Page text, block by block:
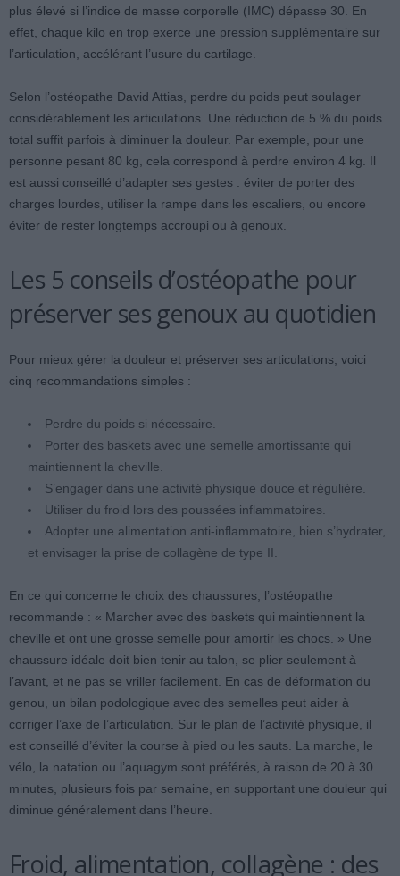
plus élevé si l’indice de masse corporelle (IMC) dépasse 30. En
effet, chaque kilo en trop exerce une pression supplémentaire sur
l’articulation, accélérant l’usure du cartilage.
Selon l’ostéopathe David Attias, perdre du poids peut soulager
considérablement les articulations. Une réduction de 5 % du poids
total suffit parfois à diminuer la douleur. Par exemple, pour une
personne pesant 80 kg, cela correspond à perdre environ 4 kg. Il
est aussi conseillé d’adapter ses gestes : éviter de porter des
charges lourdes, utiliser la rampe dans les escaliers, ou encore
éviter de rester longtemps accroupi ou à genoux.
Les 5 conseils d’ostéopathe pour
préserver ses genoux au quotidien
Pour mieux gérer la douleur et préserver ses articulations, voici
cinq recommandations simples :
Perdre du poids si nécessaire.
Porter des baskets avec une semelle amortissante qui
maintiennent la cheville.
S’engager dans une activité physique douce et régulière.
Utiliser du froid lors des poussées inflammatoires.
Adopter une alimentation anti-inflammatoire, bien s’hydrater,
et envisager la prise de collagène de type II.
En ce qui concerne le choix des chaussures, l’ostéopathe
recommande : « Marcher avec des baskets qui maintiennent la
cheville et ont une grosse semelle pour amortir les chocs. » Une
chaussure idéale doit bien tenir au talon, se plier seulement à
l’avant, et ne pas se vriller facilement. En cas de déformation du
genou, un bilan podologique avec des semelles peut aider à
corriger l’axe de l’articulation. Sur le plan de l’activité physique, il
est conseillé d’éviter la course à pied ou les sauts. La marche, le
vélo, la natation ou l’aquagym sont préférés, à raison de 20 à 30
minutes, plusieurs fois par semaine, en supportant une douleur qui
diminue généralement dans l’heure.
Froid, alimentation, collagène : des